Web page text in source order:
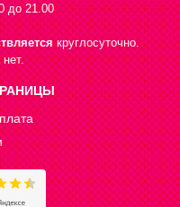
до 21.00
круглосуточно.